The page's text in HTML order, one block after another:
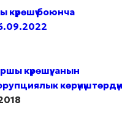
боюнча
күрөшүү, анын
көрүнүштөрдүн